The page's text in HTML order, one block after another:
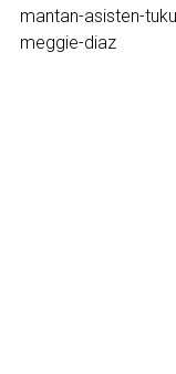
mantan-asisten-
meggie-diaz